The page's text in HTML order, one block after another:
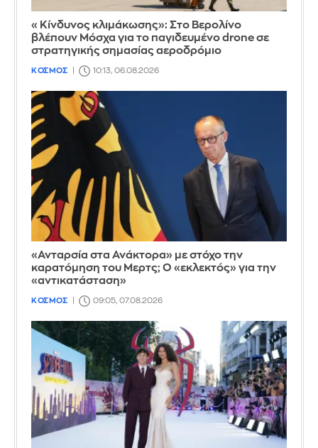
«Κίνδυνος κλιμάκωσης»: Στο Βερολίνο
βλέπουν Μόσχα για το παγιδευμένο drone σε
στρατηγικής σημασίας αεροδρόμιο
ΚΟΣΜΟΣ 10:13, 06.08.2026
«Ανταρσία στα Ανάκτορα» με στόχο την
καρατόμηση του Μερτς; Ο «εκλεκτός» για την
«αντικατάσταση»
ΚΟΣΜΟΣ 09:05, 07.08.2026